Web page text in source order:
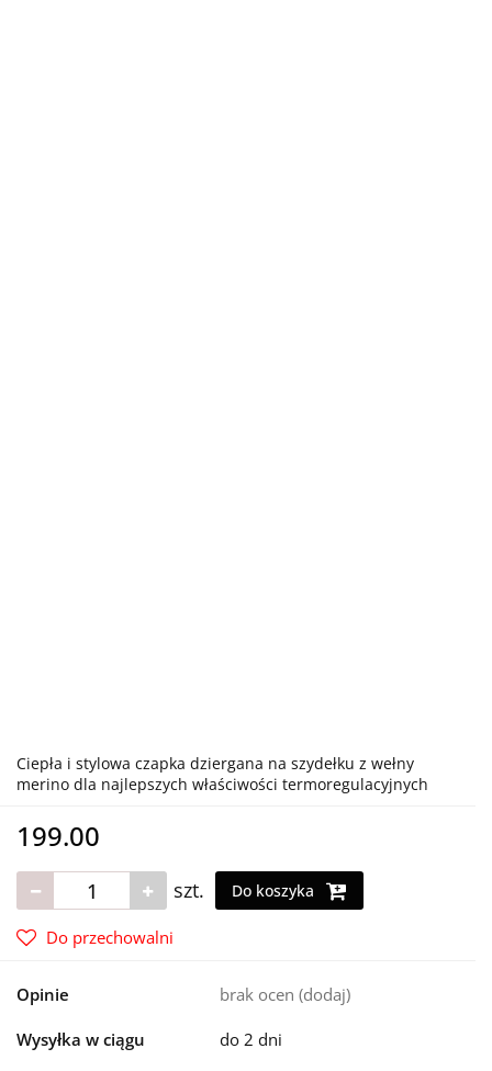
Ciepła i stylowa czapka dziergana na szydełku z wełny
merino dla najlepszych właściwości termoregulacyjnych
199.00
szt. Do koszyka
Do przechowalni
Opinie brak ocen (dodaj)
Wysyłka w ciągu do 2 dni